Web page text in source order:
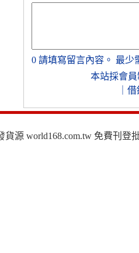
0 請填寫留言內容。 最少
本站採會員
借
貨源 world168.com.tw 免費刊登